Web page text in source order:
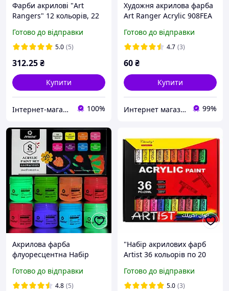
Фарби акрилові "Art
Rangers" 12 кольорів, 22
Готово до відправки
5.0 (5)
312.25₴
Купити
Інтернет-магазин NikopoL - канцтовари для школи та офісу 100%
Художня акрилова фарба
Art Ranger Acrylic 908FEA
Готово до відправки
4.7 (3)
60₴
Купити
Интернет магазин «Art-market.pro» 99%
Акрилова фарба
флуоресцентна Набір
кольорів, фарба, що
світиться
Готово до відправки
4.8 (5)
"Набір акрилових фарб
Artist 36 кольорів по 20
для малювання | Акрил у
тюбиках | Набір для
Готово до відправки
5.0 (3)